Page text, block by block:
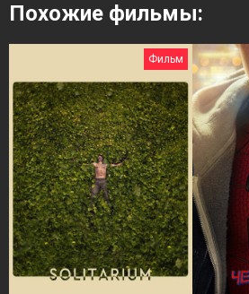
Похожие фильмы:
Фильм